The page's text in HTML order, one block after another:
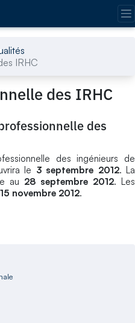
IRHC
des IRHC
des
des ingénieurs de
le 3 septembre 2012. La
au 28 septembre 2012. Les
novembre 2012.